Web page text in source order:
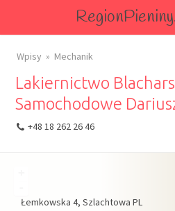
Polecane Przez Nas
Wszystkie Obiekty
Wpisy Mechanik
Lakiernictwo
Samochodowe
+48 18 262 26 46
Łemkowska 4 Szlachtowa PL